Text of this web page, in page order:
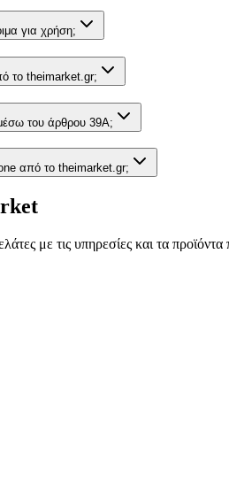
για χρήση;
το theimarket.gr;
του άρθρου 39Α;
από το theimarket.gr;
με τις υπηρεσίες και τα